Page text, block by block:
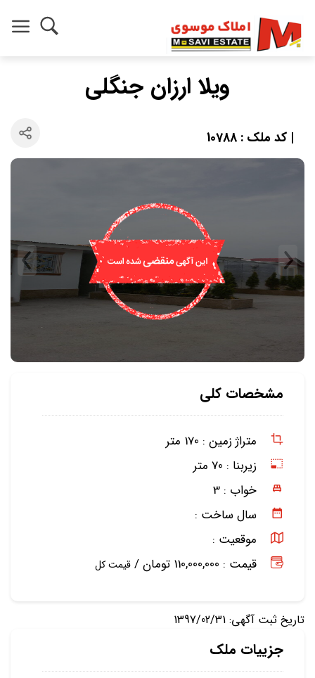
ویلا ارزان جنگلی
| کد ملک : 10788
مشخصات کلی
متراژ زمین : 170 متر
زیربنا : 70 متر
خواب : 3
سال ساخت :
موقعیت :
قیمت : 110,000,000 تومان /
قیمت کل
تاریخ ثبت آگهی: 1397/02/31
جزییات ملک